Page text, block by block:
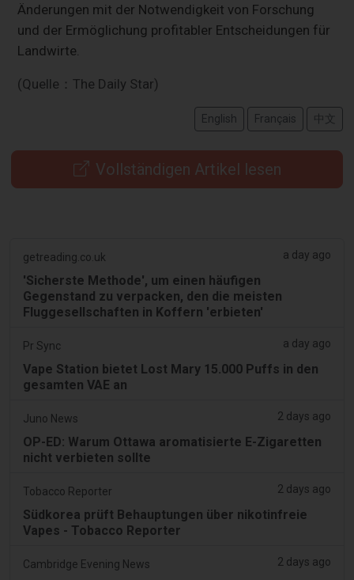
Änderungen mit der Notwendigkeit von Forschung
und der Ermöglichung profitabler Entscheidungen für
Landwirte.
(Quelle：The Daily Star)
English Français 中文
Vollständigen Artikel lesen
getreading.co.uk a day ago
'Sicherste Methode', um einen häufigen
Gegenstand zu verpacken, den die meisten
Fluggesellschaften in Koffern 'erbieten'
Pr Sync a day ago
Vape Station bietet Lost Mary 15.000 Puffs in den
gesamten VAE an
Juno News 2 days ago
OP-ED: Warum Ottawa aromatisierte E-Zigaretten
nicht verbieten sollte
Tobacco Reporter 2 days ago
Südkorea prüft Behauptungen über nikotinfreie
Vapes - Tobacco Reporter
Cambridge Evening News 2 days ago